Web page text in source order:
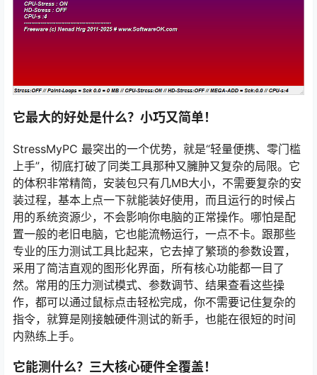
它最大的好处是什么？小巧又简单！
StressMyPC 最突出的一个优势，就是“轻量便携、零门槛
上手”，彻底打破了同类工具那种又臃肿又复杂的局限。它
的体积非常精简，安装包只有几MB大小，不需要复杂的安
装过程，基本上点一下就能装好使用，而且运行的时候占
用的系统资源少，不会影响你电脑的正常操作。哪怕是配
置一般的老旧电脑，它也能流畅运行，一点不卡。跟那些
专业的压力测试工具比起来，它去掉了繁琐的参数设置，
采用了简洁直观的图形化界面，所有核心功能都一目了
然。常用的压力测试模式、参数调节、结果查看这些操
作，都可以通过鼠标点击轻松完成，你不需要记住复杂的
指令，就算是刚接触硬件测试的新手，也能在很短的时间
内熟练上手。
它能测什么？三大核心硬件全覆盖！